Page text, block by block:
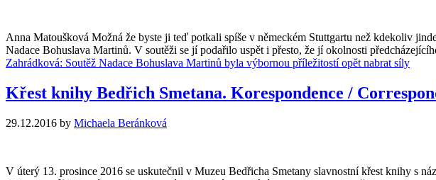
Anna Matoušková Možná že byste ji teď potkali spíše v německém Stuttgartu než kdekoliv
Nadace Bohuslava Martinů. V soutěži se jí podařilo uspět i přesto, že jí okolnosti
Zahrádková: Soutěž Nadace Bohuslava Martinů byla výbornou příležitostí opět nabrat síly
Křest knihy Bedřich Smetana. Korespondence /
29.12.2016 by Michaela Beránková
V úterý 13. prosince 2016 se uskutečnil v Muzeu Bedřicha Smetany slavnostní křest knihy s